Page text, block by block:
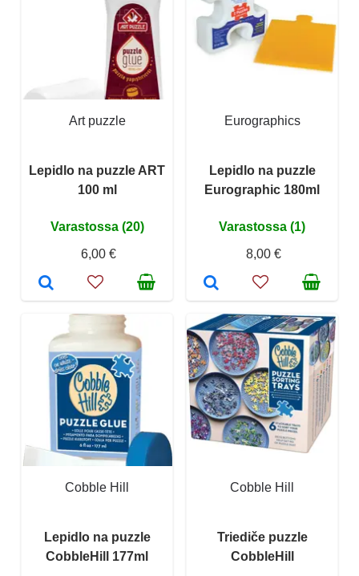
Art puzzle
Lepidlo na puzzle ART
100 ml
Varastossa (20)
6,00 €
Eurographics
Lepidlo na puzzle
Eurographic 180ml
Varastossa (1)
8,00 €
Cobble Hill
Lepidlo na puzzle
CobbleHill 177ml
Cobble Hill
Triediče puzzle
CobbleHill